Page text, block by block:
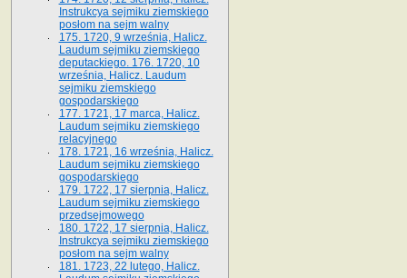
Instrukcya sejmiku ziemskiego
posłom na sejm walny
175. 1720, 9 września, Halicz.
Laudum sejmiku ziemskiego
deputackiego. 176. 1720, 10
września, Halicz. Laudum
sejmiku ziemskiego
gospodarskiego
177. 1721, 17 marca, Halicz.
Laudum sejmiku ziemskiego
relacyjnego
178. 1721, 16 września, Halicz.
Laudum sejmiku ziemskiego
gospodarskiego
179. 1722, 17 sierpnia, Halicz.
Laudum sejmiku ziemskiego
przedsejmowego
180. 1722, 17 sierpnia, Halicz.
Instrukcya sejmiku ziemskiego
posłom na sejm walny
181. 1723, 22 lutego, Halicz.